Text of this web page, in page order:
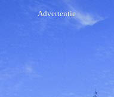
Advertentie